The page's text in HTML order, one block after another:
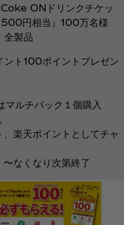
ONドリンクチケッ
500円相当』100万名様
全製品
ト100ポイントプレゼン
ルチパック１個購入
楽天ポイントとしてチャ
なくなり次第終了